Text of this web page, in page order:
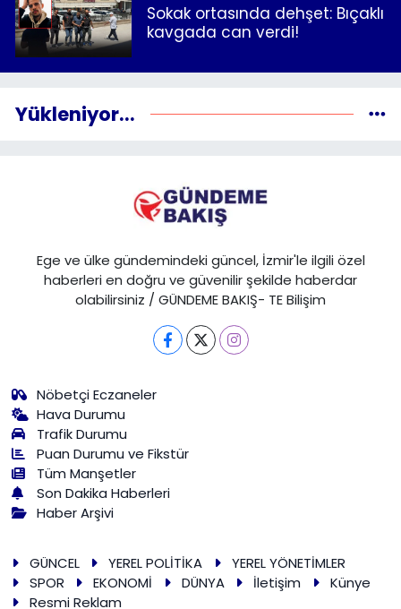
Sokak ortasında dehşet: Bıçaklı
kavgada can verdi!
Yükleniyor...
Ege ve ülke gündemindeki güncel, İzmir'le ilgili özel
haberleri en doğru ve güvenilir şekilde haberdar
olabilirsiniz / GÜNDEME BAKIŞ- TE Bilişim
Nöbetçi Eczaneler
Hava Durumu
Trafik Durumu
Puan Durumu ve Fikstür
Tüm Manşetler
Son Dakika Haberleri
Haber Arşivi
GÜNCEL YEREL POLİTİKA
YEREL YÖNETİMLER
SPOR
EKONOMİ DÜNYA İletişim
Künye
Resmi Reklam